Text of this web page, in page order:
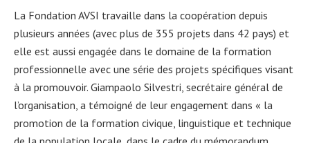
La Fondation AVSI travaille dans la coopération depuis
plusieurs années (avec plus de 355 projets dans 42 pays) et
elle est aussi engagée dans le domaine de la formation
professionnelle avec une série des projets spécifiques visant
à la promouvoir. Giampaolo Silvestri, secrétaire général de
l’organisation, a témoigné de leur engagement dans « la
promotion de la formation civique, linguistique et technique